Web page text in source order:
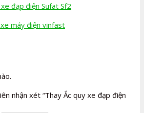
đạp điện Sufat Sf2
máy điện vinfast
nhận xét “Thay Ắc quy xe đạp điện